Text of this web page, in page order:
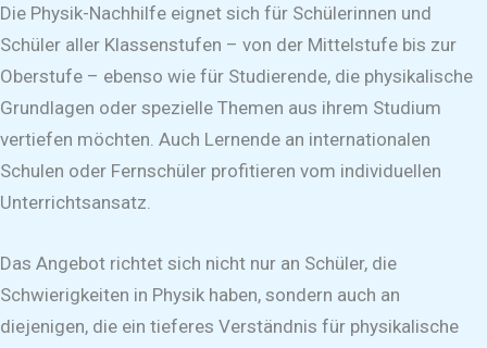
Die Physik-Nachhilfe eignet sich für Schülerinnen und
Schüler aller Klassenstufen – von der Mittelstufe bis zur
Oberstufe – ebenso wie für Studierende, die physikalische
Grundlagen oder spezielle Themen aus ihrem Studium
vertiefen möchten. Auch Lernende an internationalen
Schulen oder Fernschüler profitieren vom individuellen
Unterrichtsansatz.
Das Angebot richtet sich nicht nur an Schüler, die
Schwierigkeiten in Physik haben, sondern auch an
diejenigen, die ein tieferes Verständnis für physikalische